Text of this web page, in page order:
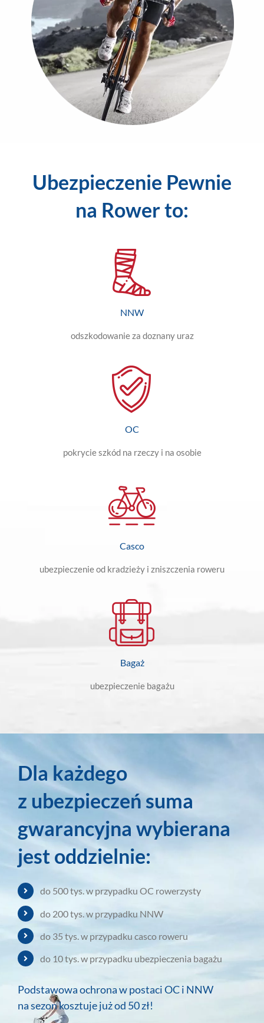
Ubezpieczenie Pewnie
na Rower to:
NNW
odszkodowanie za doznany uraz
OC
pokrycie szkód na rzeczy i na osobie
Casco
ubezpieczenie od kradzieży i zniszczenia roweru
Bagaż
ubezpieczenie bagażu
Dla każdego
z ubezpieczeń suma
gwarancyjna wybierana
jest oddzielnie:
do 500 tys. w przypadku OC rowerzysty
do 200 tys. w przypadku NNW
do 35 tys. w przypadku casco roweru
do 10 tys. w przypadku ubezpieczenia bagażu
Podstawowa ochrona w postaci OC i NNW
na sezon kosztuje już od 50 zł!